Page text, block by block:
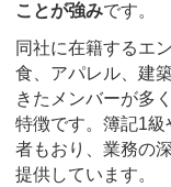
ことが強みです。
同社に在籍するエ
食、アパレル、建
きたメンバーが多
特徴です。簿記1
者もおり、業務の
提供しています。